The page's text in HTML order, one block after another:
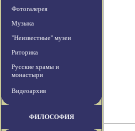
Фотогалерея
Музыка
"Неизвестные" музеи
Риторика
Русские храмы и
монастыри
Видеоархив
ФИЛОСОФИЯ